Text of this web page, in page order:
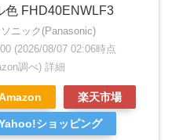
色 FHD40ENWLF3
ニック(Panasonic)
(2026/08/07 02:06時点
調べ) 詳細
楽天市場
ショッピング